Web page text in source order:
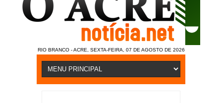
RIO BRANCO - ACRE, SEXTA-FEIRA, 07 DE AGOSTO DE 2026